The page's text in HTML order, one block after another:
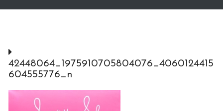
42448064_1975910705804076_4060124415
604555776_n